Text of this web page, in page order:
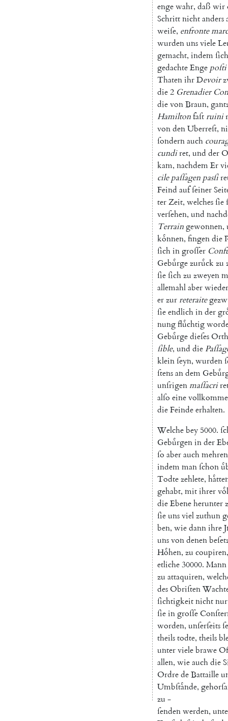
engewahr, daß wir
Schrittnichtanders
weiſe, enfronte
wurdenunsviele
gemacht, indemſich
gedachteEnge poſti
ThatenihrDevoir
die2 Grenadier
dievonBraun,
Hamiltonfaſtruini
vondenUberreſt,
ſondernauch
cundiret, und der
kam, nachdemEr
cile paſſagen pasſi
Feind aufſeiner
terZeit, welchesſie
verſehen, und
Terraingewonnen,
koͤnnen, fingendie
ſichingroſſer
Gebuͤrgezuruͤckzu
ſieſichzu zweyen
allemahlaberwieder
erzurreteraite
ſieendlichinder
nungfluͤchtig
Gebuͤrgedieſes
ſible, und die
kleinſeyn, wurden
ſtensandem
unſrigenmaſſacri
alſo eine
dieFeindeerhalten.
Welchebey 5000.
Gebuͤrgeninder
ſo aberauch
indemmanſchon
Todtezehlete,
gehabt, mitihrer
dieEbeneherunter
ſieunsvielzuthun
ben, wiedannihre
unsvondenen
Hoͤhen, zu coupiren,
etliche30000. Mann
zu attaquiren,
desObriſten
ſichtigkeitnichtnur
ſieingroſſe
worden, unſerſeits
theilstodte, theils
untervielebrawe
allen, wieauchdie
OrdredeBattaille
Umbſtaͤnde,
zu -
ſendenwerden,